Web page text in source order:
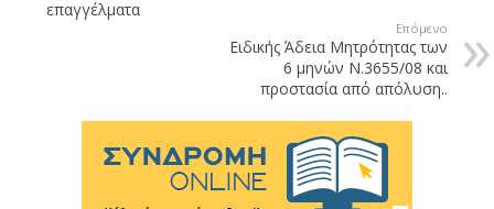
επαγγέλματα
Επόμενο
Ειδικής Άδεια Μητρότητας των
6 μηνών Ν.3655/08 και
προστασία από απόλυση..